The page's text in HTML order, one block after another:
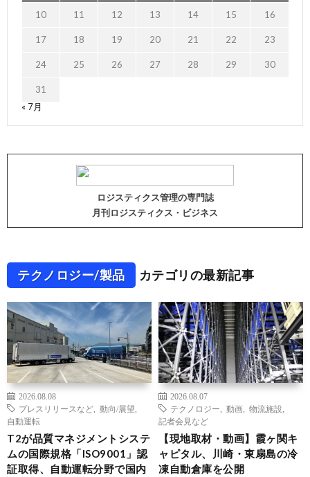
10 11 12 13 14 15 16
17 18 19 20 21 22 23
24 25 26 27 28 29 30
31
« 7月
ロジスティクス管理の専門誌
月刊ロジスティクス・ビジネス
テクノロジー/製品 カテゴリの最新記事
2026.08.08
プレスリリースなど
動向/展望
自動運転
T2が品質マネジメントシステ
ムの国際規格「ISO9001」認
証取得、自動運転分野で国内
2026.08.07
テクノロジー
動画 物流施設
記者会見など
【現地取材・動画】霞ヶ関キ
ャピタル、川崎・東扇島の冷
凍自動倉庫を公開